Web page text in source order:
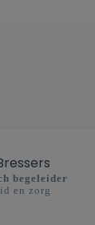
begeleider
en zorg